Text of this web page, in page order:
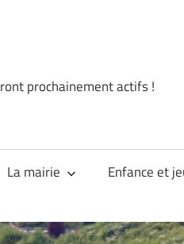
prochainement actifs !
La mairie Enfance et